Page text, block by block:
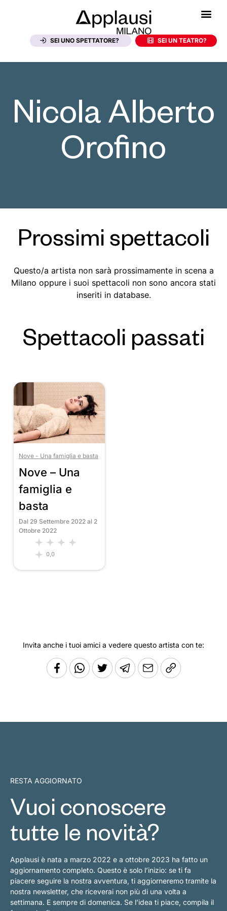
SEI UNO SPETTATORE? SEI UN TEATRO?
Nicola Alberto
Orofino
Prossimi spettacoli
Questo/a artista non sarà prossimamente in scena a
Milano oppure i suoi spettacoli non sono ancora stati
inseriti in database.
Spettacoli passati
Nove - Una famiglia e basta
Nove – Una
famiglia e
basta
Dal 29 Settembre 2022 al 2
Ottobre 2022
0,0
Invita anche i tuoi amici a vedere questo artista con te:
RESTA AGGIORNATO
Vuoi conoscere
tutte le novità?
Applausi è nata a marzo 2022 e a ottobre 2023 ha fatto un
aggiornamento completo. Questo è solo l’inizio: se ti fa
piacere seguire la nostra avventura, ti aggiorneremo tramite la
nostra newsletter, che riceverai non più di una volta a
settimana. E sempre di domenica. Se l’idea ti piace, compila il